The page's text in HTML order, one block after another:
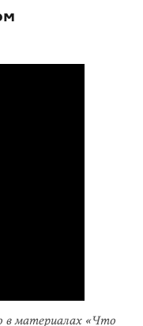
материалах «Что